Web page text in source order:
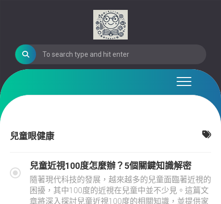
兒童眼健康
兒童近視100度怎麼辦？5個關鍵知識解密
隨著現代科技的發展，越來越多的兒童面臨著近視的
困擾，其中100度的近視在兒童中並不少見。這篇文
章將深入探討兒童近視100度的相關知識，並提供家